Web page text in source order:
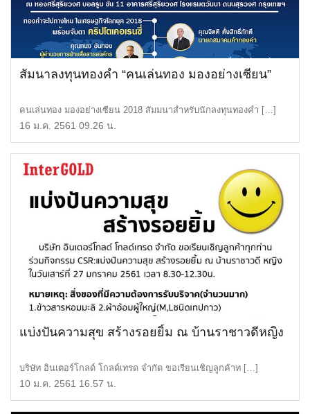
สัมนาลงทุนทองคำ “คนเล่นทอง มองอย่างเซียน”
คนเล่นทอง มองอย่างเซียน 2018 สัมมนาสำหรับนักลงทุนทองคำ […]
16 ม.ค. 2561 09.26 น.
แบ่งปันความสุข สร้างรอยยิ้ม ณ บ้านราชาวดีหญิง
บริษัท อินเตอร์โกลด์ โกลด์เทรด จำกัด ขอเรียนเชิญลูกค้าท […]
10 ม.ค. 2561 16.57 น.